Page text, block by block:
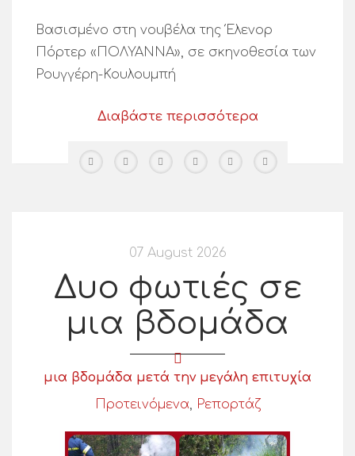
Βασισμένο στη νουβέλα της Έλενορ
Πόρτερ «ΠΟΛΥΑΝΝΑ», σε σκηνοθεσία των
Ρουγγέρη-Κουλουμπή
Διαβάστε περισσότερα
07 August 2026
Δυο φωτιές σε
μια βδομάδα
μια βδομάδα μετά την μεγάλη επιτυχία
Προτεινόμενα, Ρεπορτάζ